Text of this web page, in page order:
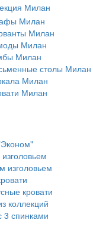
Милан
Милан
Милан
Милан
Милан
столы Милан
Милан
Милан
изголовьем
кровати
коллекций
3 спинками